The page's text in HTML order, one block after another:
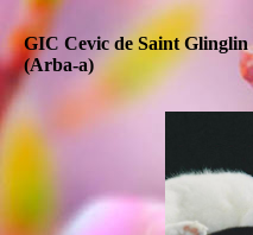
GIC Cevic de Saint Glinglin
(Arba-a)